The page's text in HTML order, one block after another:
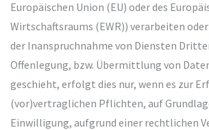
Europäischen Union (EU) oder des
Wirtschaftsraums (EWR)) verarbeiten
der Inanspruchnahme von Diensten
Offenlegung, bzw. Übermittlung von
geschieht, erfolgt dies nur, wenn es zur
(vor)vertraglichen Pflichten, auf
Einwilligung, aufgrund einer rechtlichen